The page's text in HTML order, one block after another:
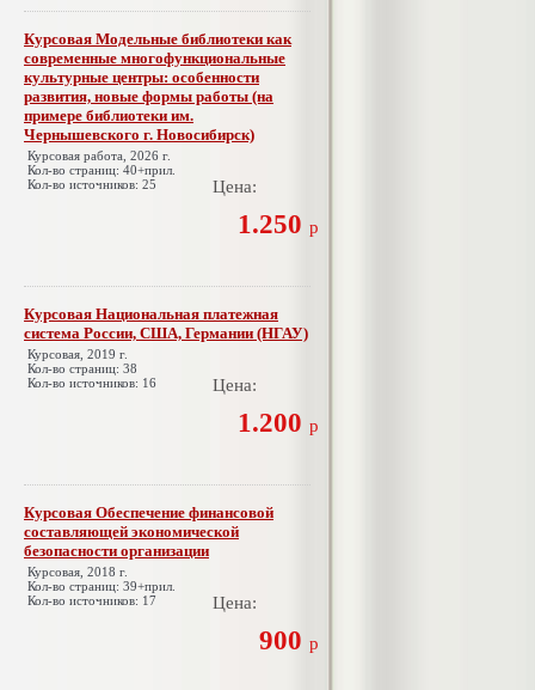
Курсовая Модельные библиотеки как
современные многофункциональные
культурные центры: особенности
развития, новые формы работы (на
примере библиотеки им.
Чернышевского г. Новосибирск)
Курсовая работа, 2026 г.
Кол-во страниц: 40+прил.
Кол-во источников: 25
Цена:
1.250 р
Курсовая Национальная платежная
система России, США, Германии (НГАУ)
Курсовая, 2019 г.
Кол-во страниц: 38
Кол-во источников: 16
Цена:
1.200 р
Курсовая Обеспечение финансовой
составляющей экономической
безопасности организации
Курсовая, 2018 г.
Кол-во страниц: 39+прил.
Кол-во источников: 17
Цена:
900 р